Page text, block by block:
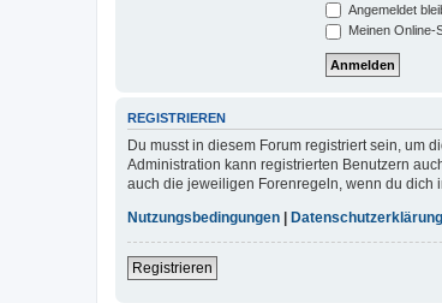
Angemeldet
Meinen Online-
REGISTRIEREN
Du musst in diesem Forum registriert sein, um
Administration kann registrierten Benutzern
auch die jeweiligen Forenregeln, wenn du dich
Nutzungsbedingungen
Datenschutzerklärung
Registrieren